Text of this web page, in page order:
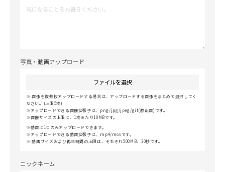
写真・動画アップロード
ファイルを選択
画像を複数枚アップロードする場合は、アップロードする画像をまとめて選択してく
ださい。(上限5枚)
アップロードできる画像拡張子は、png/jpg/jpeg/gif(静止画)です。
画像サイズの上限は、1枚あたり10MBです。
動画は1つのみアップロードできます。
アップロードできる動画拡張子は、mp4/movです。
動画サイズおよび再生時間の上限は、それぞれ500MB、30秒です。
ニックネーム